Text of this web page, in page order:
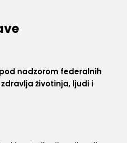
nadzorom federalnih
životinja, ljudi i